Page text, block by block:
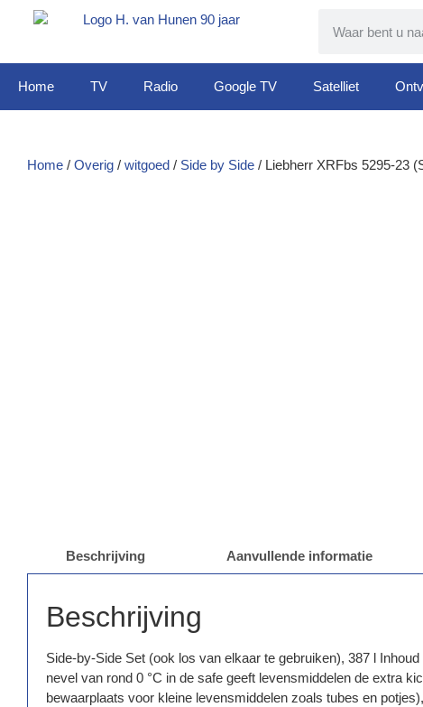
Home TV Radio Google TV Satelliet
Home / Overig / witgoed / Side by Side / Liebherr XRFbs 5295-23
Beschrijving Aanvullende informatie
Beschrijving
Side-by-Side Set (ook los van elkaar te gebruiken), 387 l
nevel van rond 0 °C in de safe geeft levensmiddelen de extra
bewaarplaats voor kleine levensmiddelen zoals tubes en